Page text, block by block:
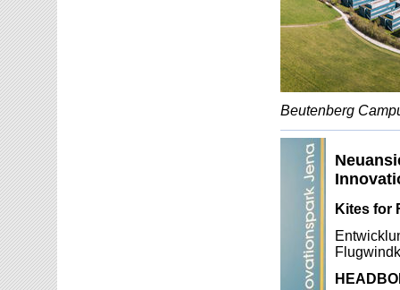
Beutenberg
Kites for